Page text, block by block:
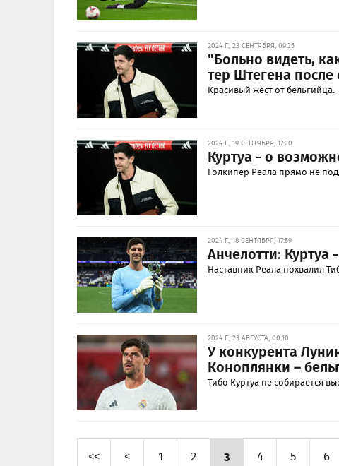
2024 Г., 23 СЕНТЯБРЯ, 09:25
"Больно видеть,
тер Штегена
Красивый жест от бельгийца.
2024 Г., 19 СЕНТЯБРЯ, 17:20
Куртуа - о
Голкипер Реала прямо не
2024 Г., 18 СЕНТЯБРЯ, 17:59
Анчелотти: Куртуа
Наставник Реала похвалил
2024 Г., 23 АВГУСТА, 00:10
У конкурента
Коноплянки –
Тибо Куртуа не собирается
<< < 1 2 3 4 5 6